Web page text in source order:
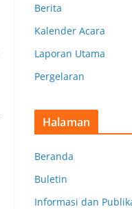
Berita
Kalender Acara
Laporan Utama
Pergelaran
Halaman
Beranda
Buletin
Informasi dan